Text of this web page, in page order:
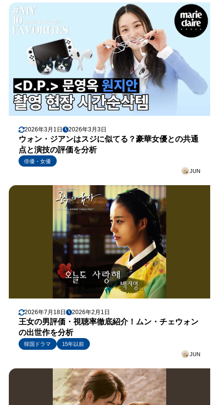
2026年3月1日 2026年3月3日
ウォン・ジアンはスジに似てる？豪華女優との共通
点と演技の評価を分析
俳優・女優
JUN
2026年7月18日 2026年2月1日
王女の男評価・視聴率徹底紹介！ムン・チェウォン
の出世作を分析
韓国ドラマ
15年以前
JUN